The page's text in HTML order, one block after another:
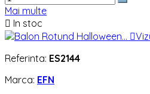
Mai multe
 In stoc

Referinta: ES2144
Marca: EFN